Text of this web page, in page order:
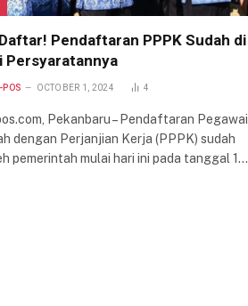
Pendaftaran PPPK Sudah di
Persyaratannya
POS OCTOBER 1, 2024 4
Pekanbaru – Pendaftaran Pegawai
dengan Perjanjian Kerja (PPPK) sudah
pemerintah mulai hari ini pada tanggal 1…